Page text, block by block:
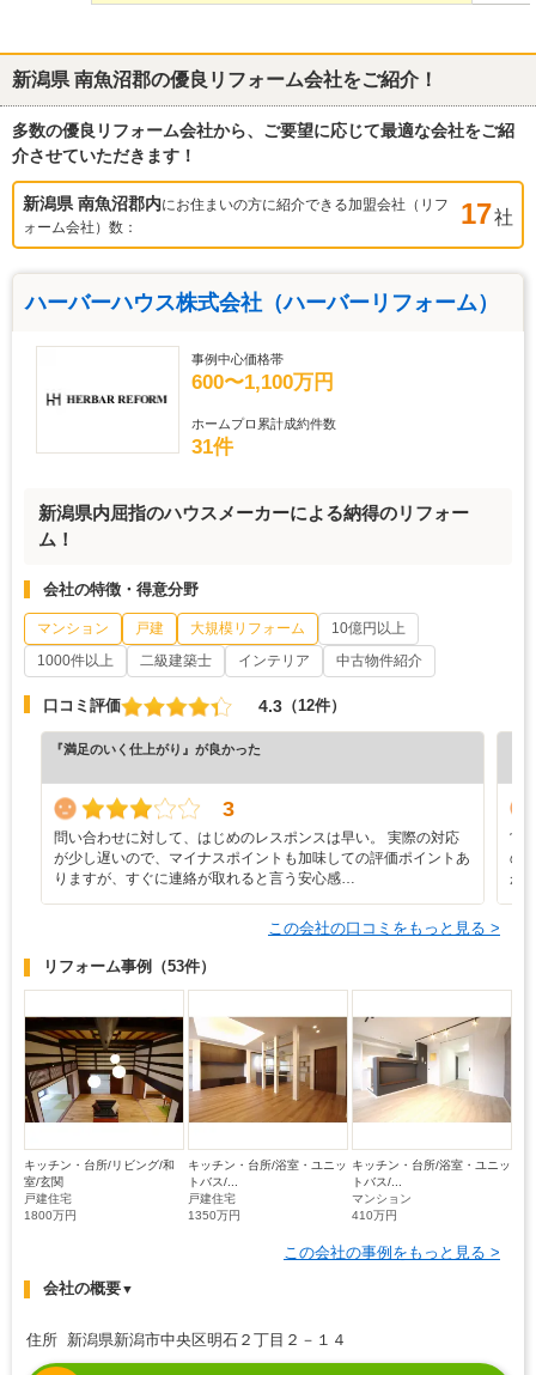
新潟県 南魚沼郡の優良リフォーム会社をご紹介！
多数の優良リフォーム会社から、ご要望に応じて最適な会社をご紹
介させていただきます！
新潟県 南魚沼郡内にお住まいの方に紹介できる加盟会社（リフ
ォーム会社）数：
17社
ハーバーハウス株式会社（ハーバーリフォーム）
事例中心価格帯
600〜1,100万円
ホームプロ累計成約件数
31件
新潟県内屈指のハウスメーカーによる納得のリフォー
ム！
会社の特徴・得意分野
マンション 戸建 大規模リフォーム
10億円以上
1000件以上
二級建築士 インテリア 中古物件紹介
口コミ評価 4.3 （12件）
『満足のいく仕上がり』が良かった
3
問い合わせに対して、はじめのレスポンスは早い。 実際の対応
が少し遅いので、マイナスポイントも加味しての評価ポイントあ
りますが、すぐに連絡が取れると言う安心感…
営
の3
が
この会社の口コミをもっと見る >
リフォーム事例 （53件）
キッチン・台所/リビング/和
室/玄関
戸建住宅
1800万円
キッチン・台所/浴室・ユニッ
トバス/...
戸建住宅
1350万円
キッチン・台所/浴室・ユニッ
トバス/...
マンション
410万円
この会社の事例をもっと見る >
会社の概要▼
住所 新潟県新潟市中央区明石２丁目２－１４